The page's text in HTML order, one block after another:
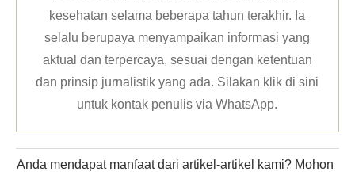
kesehatan selama beberapa tahun terakhir. Ia
selalu berupaya menyampaikan informasi yang
aktual dan terpercaya, sesuai dengan ketentuan
dan prinsip jurnalistik yang ada. Silakan klikdi sini
untuk kontak penulis via WhatsApp.
Anda mendapat manfaat dari artikel-artikel kami? Mohon